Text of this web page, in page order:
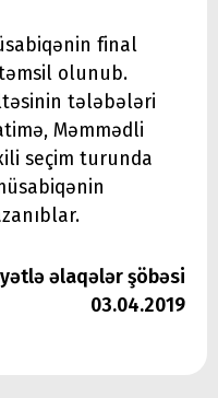
final
olunub.
tələbələri
Məmmədli
seçim turunda
əlaqələr şöbəsi
03.04.2019